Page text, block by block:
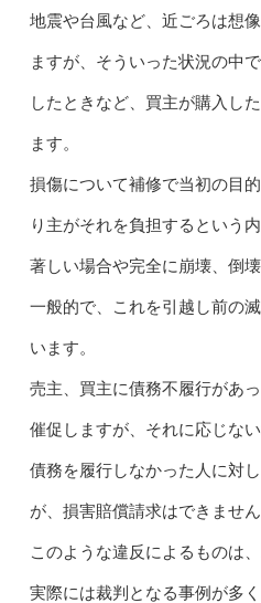
地震や台風など、近ごろは想
ますが、そういった状況の中
したときなど、買主が購入し
ます。
損傷について補修で当初の目
り主がそれを負担するという
著しい場合や完全に崩壊、倒
一般的で、これを引越し前の
います。
売主、買主に債務不履行があ
催促しますが、それに応じな
債務を履行しなかった人に対
が、損害賠償請求はできません
このような違反によるものは
実際には裁判となる事例が多く